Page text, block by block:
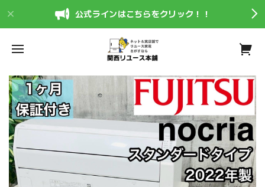
公式ラインはこちらをクリック！！